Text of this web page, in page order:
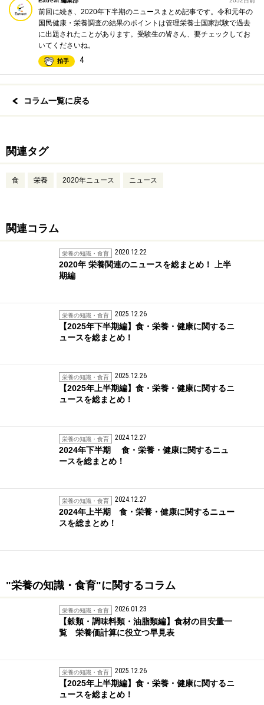
前回に続き、2020年下半期のニュースまとめ記事です。令和元年の
国民健康・栄養調査の結果のポイントは管理栄養士国家試験で過去
に出題されたことがあります。受験生の皆さん、要チェックしてお
いてくださいね。
拍手 4
コラム一覧に戻る
関連タグ
食 栄養 2020年ニュース ニュース
関連コラム
栄養の知識・食育 2020.12.22
2020年 栄養関連のニュースを総まとめ！ 上半
期編
栄養の知識・食育 2025.12.26
【2025年下半期編】食・栄養・健康に関するニ
ュースを総まとめ！
栄養の知識・食育 2025.12.26
【2025年上半期編】食・栄養・健康に関するニ
ュースを総まとめ！
栄養の知識・食育 2024.12.27
2024年下半期 食・栄養・健康に関するニュ
ースを総まとめ！
栄養の知識・食育 2024.12.27
2024年上半期 食・栄養・健康に関するニュー
スを総まとめ！
"栄養の知識・食育"に関するコラム
栄養の知識・食育 2026.01.23
【穀類・調味料類・油脂類編】食材の目安量一
覧 栄養価計算に役立つ早見表
栄養の知識・食育 2025.12.26
【2025年上半期編】食・栄養・健康に関するニ
ュースを総まとめ！